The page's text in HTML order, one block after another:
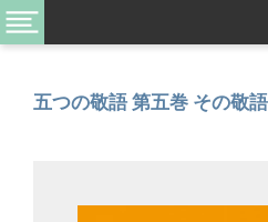
五つの敬語 第五巻 その敬